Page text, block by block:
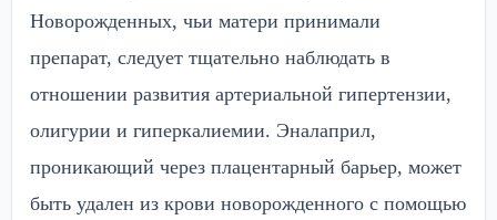
Новорожденных, чьи матери принимали
препарат, следует тщательно наблюдать в
отношении развития артериальной гипертензии,
олигурии и гиперкалиемии. Эналаприл,
проникающий через плацентарный барьер, может
быть удален из крови новорожденного с помощью